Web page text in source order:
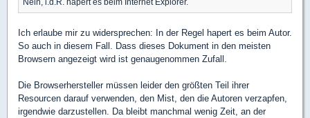
Ich erlaube mir zu widersprechen: In der Regel hapert es beim Autor.
So auch in diesem Fall. Dass dieses Dokument in den meisten
Browsern angezeigt wird ist genaugenommen Zufall.
Die Browserhersteller müssen leider den größten Teil ihrer
Resourcen darauf verwenden, den Mist, den die Autoren verzapfen,
irgendwie darzustellen. Da bleibt manchmal wenig Zeit, an der